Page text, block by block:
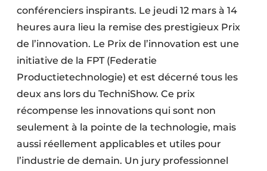
conférenciers inspirants. Le jeudi 12 mars à 14
heures aura lieu la remise des prestigieux Prix
de l’innovation. Le Prix de l’innovation est une
initiative de la FPT (Federatie
Productietechnologie) et est décerné tous les
deux ans lors du TechniShow. Ce prix
récompense les innovations qui sont non
seulement à la pointe de la technologie, mais
aussi réellement applicables et utiles pour
l’industrie de demain. Un jury professionnel